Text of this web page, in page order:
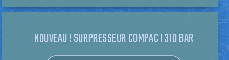
NOUVEAU ! SURPRESSEUR COMPACT 310 BAR